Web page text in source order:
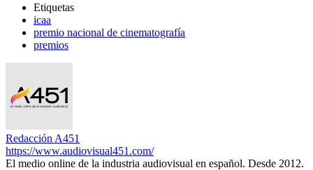
Etiquetas
icaa
premio nacional de cinematografía
premios
Redacción A451
https://www.audiovisual451.com/
El medio online de la industria audiovisual en español. Desde 2012.